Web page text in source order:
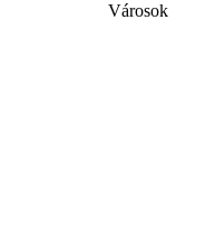
Városok